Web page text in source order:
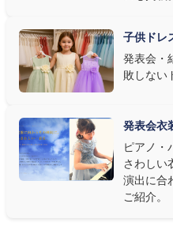
③ 演奏の動きを妨げない設計
発表会ドレス選びで見落とされ
アノならペダル操作を妨げない
右腕のゆとり、管楽器なら胸
質は衣装で変わります。
アノ教師の店長が発表会・コン
た商品
を多数ご用意しています
子供ドレ
発表会・
敗しない
発表会衣
ピアノ・
さわしい
演出に合
ご紹介。